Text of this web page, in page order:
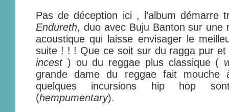
Pas de déception ici , l’album démarre
Endureth, duo avec Buju Banton sur une
acoustique qui laisse envisager le
suite ! ! ! Que ce soit sur du ragga pur et
incest) ou du reggae plus classique (
grande dame du reggae fait
quelques incursions hip hop
(hempumentary).